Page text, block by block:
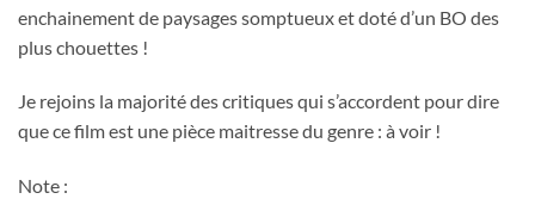
enchainement de paysages somptueux et doté d’un BO des
plus chouettes !
Je rejoins la majorité des critiques qui s’accordent pour dire
que ce film est une pièce maitresse du genre : à voir !
Note :